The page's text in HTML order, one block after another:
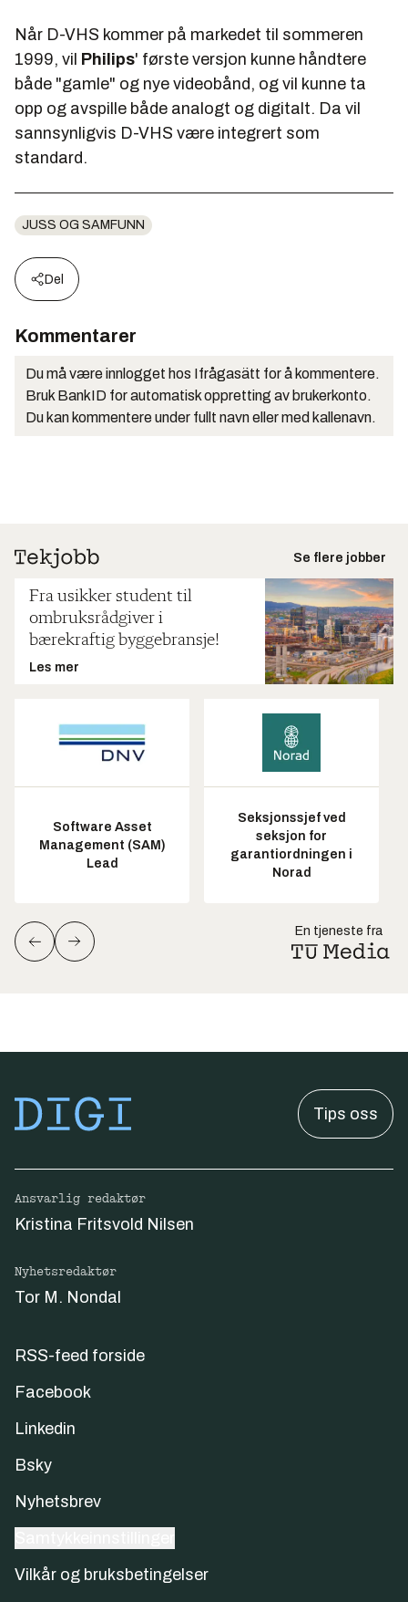
Når D-VHS kommer på markedet til sommeren
1999, vil Philips' første versjon kunne håndtere
både "gamle" og nye videobånd, og vil kunne ta
opp og avspille både analogt og digitalt. Da vil
sannsynligvis D-VHS være integrert som
standard.
JUSS OG SAMFUNN
Del
Kommentarer
Du må være innlogget hos Ifrågasätt for å kommentere.
Bruk BankID for automatisk oppretting av brukerkonto.
Du kan kommentere under fullt navn eller med kallenavn.
Se flere jobber
Fra usikker student til
ombruksrådgiver i
bærekraftig byggebransje!
Les mer
Software Asset
Management (SAM)
Lead
Seksjonssjef ved
seksjon for
garantiordningen i
Norad
En tjeneste fra
Tips oss
Ansvarlig redaktør
Kristina Fritsvold Nilsen
Nyhetsredaktør
Tor M. Nondal
RSS-feed forside
Facebook
Linkedin
Bsky
Nyhetsbrev
Vilkår og bruksbetingelser